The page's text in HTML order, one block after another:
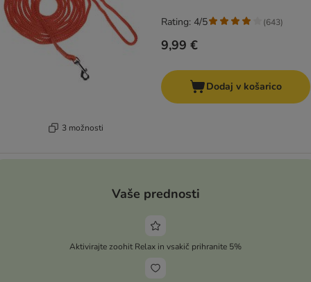
3 možnosti
9,99 €
Rating: 4/5 (643)
Dodaj v košarico
Vaše prednosti
Aktivirajte zoohit Relax in vsakič prihranite 5%